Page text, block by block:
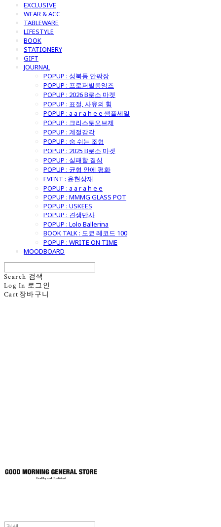
EXCLUSIVE
WEAR & ACC
TABLEWARE
LIFESTYLE
BOOK
STATIONERY
GIFT
JOURNAL
POPUP : 성북동 안팎장
POPUP : 프로퍼빌롱잉즈
POPUP : 2026 B로소 마켓
POPUP : 표절, 사유의 힘
POPUP : a a r a h e e 샘플세일
POPUP : 크리스토오브제
POPUP : 계절감각
POPUP : 숨 쉬는 조형
POPUP : 2025 B로소 마켓
POPUP : 실패할 결심
POPUP : 균형 안에 평화
EVENT : 윤현상재
POPUP : a a r a h e e
POPUP : MMMG GLASS POT
POPUP : USKEES
POPUP : 견생만사
POPUP : Lolo Ballerina
BOOK TALK : 도쿄 레코드 100
POPUP : WRITE ON TIME
MOODBOARD
Search 검색
Log In 로그인
Cart 장바구니